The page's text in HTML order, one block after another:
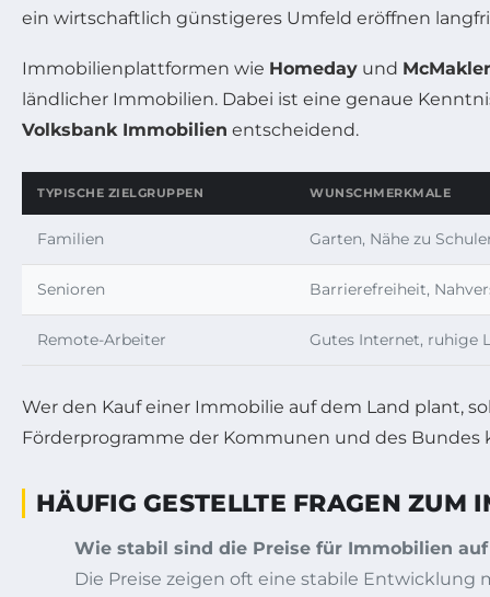
ein wirtschaftlich günstigeres Umfeld eröffnen
Immobilienplattformen wie Homeday und McMakler
ländlicher Immobilien. Dabei ist eine genaue
Volksbank Immobilien entscheidend.
TYPISCHE ZIELGRUPPEN WUNSCHMERKMALE
Familien Garten, Nähe zu
Senioren Barrierefreiheit,
Remote-Arbeiter Gutes Internet, ruhige
Wer den Kauf einer Immobilie auf dem Land plant,
Förderprogramme der Kommunen und des
HÄUFIG GESTELLTE FRAGEN
Wie stabil sind die Preise für Immobilien
Die Preise zeigen oft eine stabile